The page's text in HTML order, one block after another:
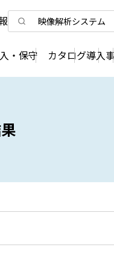
・保守 カタログ導入